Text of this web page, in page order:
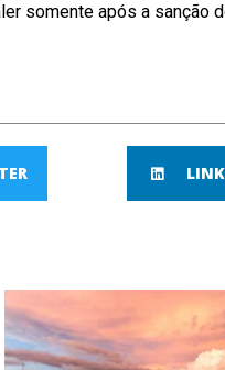
somente após a sanção